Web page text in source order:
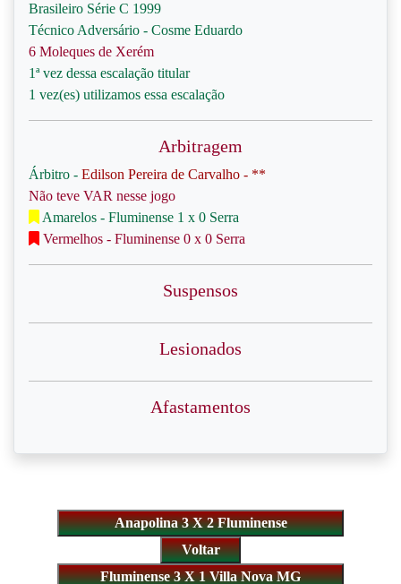
Brasileiro Série C 1999
Técnico Adversário - Cosme Eduardo
6 Moleques de Xerém
1ª vez dessa escalação titular
1 vez(es) utilizamos essa escalação
Arbitragem
Árbitro - Edilson Pereira de Carvalho - **
Não teve VAR nesse jogo
Amarelos - Fluminense 1 x 0 Serra
Vermelhos - Fluminense 0 x 0 Serra
Suspensos
Lesionados
Afastamentos